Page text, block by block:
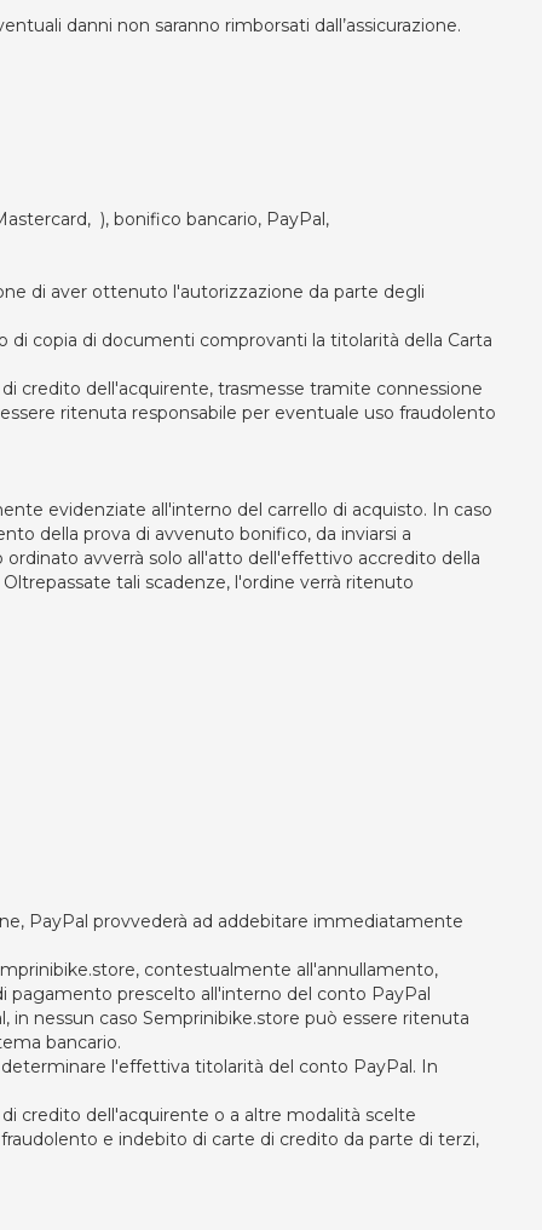
danni non saranno rimborsati dall’assicurazione.
), bonifico bancario, PayPal,
di aver ottenuto l'autorizzazione da parte degli
di copia di documenti comprovanti la titolarità della Carta
credito dell'acquirente, trasmesse tramite connessione
ritenuta responsabile per eventuale uso fraudolento
evidenziate all'interno del carrello di acquisto. In caso
della prova di avvenuto bonifico, da inviarsi a
avverrà solo all'atto dell'effettivo accredito della
tali scadenze, l'ordine verrà ritenuto
PayPal provvederà ad addebitare immediatamente
contestualmente all'annullamento,
pagamento prescelto all'interno del conto PayPal
nessun caso Semprinibike.store può essere ritenuta
bancario.
l'effettiva titolarità del conto PayPal. In
credito dell'acquirente o a altre modalità scelte
e indebito di carte di credito da parte di terzi,